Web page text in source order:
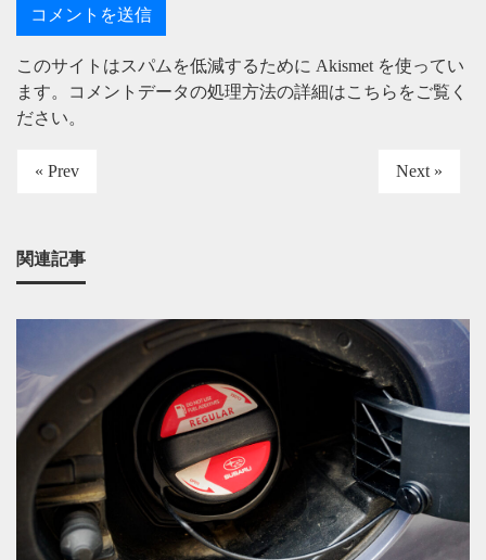
このサイトはスパムを低減するために Akismet を使ってい
ます。
コメントデータの処理方法の詳細はこちらをご覧く
ださい。
« Prev Next »
関連記事